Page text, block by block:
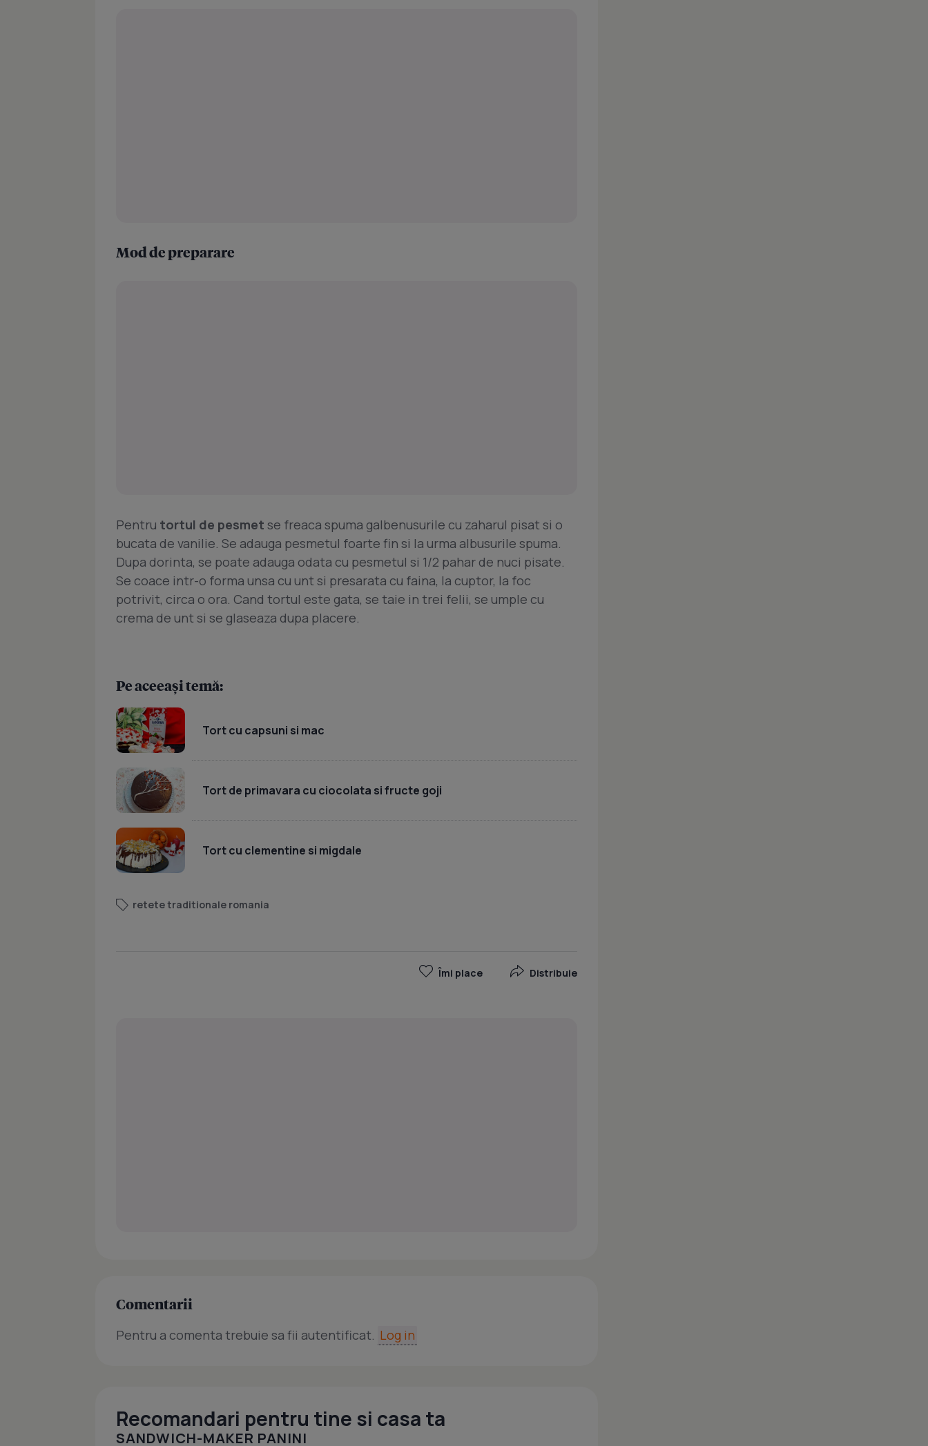
Mod de preparare
Pentru tortul de pesmet se freaca spuma galbenusurile cu zaharul pisat si o
bucata de vanilie. Se adauga pesmetul foarte fin si la urma albusurile spuma.
Dupa dorinta, se poate adauga odata cu pesmetul si 1/2 pahar de nuci pisate.
Se coace intr-o forma unsa cu unt si presarata cu faina, la cuptor, la foc
potrivit, circa o ora. Cand tortul este gata, se taie in trei felii, se umple cu
crema de unt si se glaseaza dupa placere.
Pe aceeași temă:
Tort cu capsuni si mac
Tort de primavara cu ciocolata si fructe goji
Tort cu clementine si migdale
retete traditionale romania
Îmi place Distribuie
Comentarii
Pentru a comenta trebuie sa fii autentificat. Log in
Recomandari pentru tine si casa ta
SANDWICH-MAKER PANINI